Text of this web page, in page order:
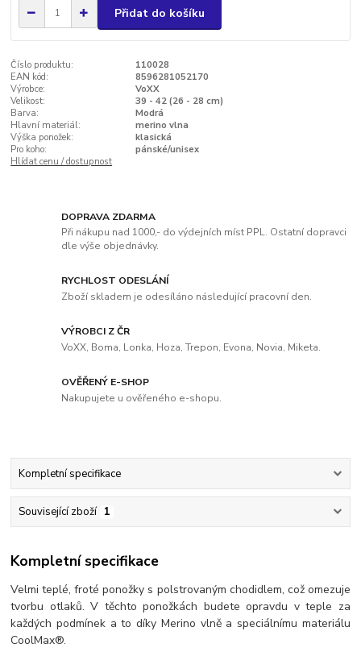
Přidat do košíku
Číslo produktu:
110028
EAN kód:
8596281052170
Výrobce:
VoXX
Velikost:
39 - 42 (26 - 28 cm)
Barva:
Modrá
Hlavní materiál:
merino vlna
Výška ponožek:
klasická
Pro koho:
pánské/unisex
Hlídat cenu / dostupnost
DOPRAVA ZDARMA
Při nákupu nad 1000,- do výdejních míst PPL. Ostatní dopravci
dle výše objednávky.
RYCHLOST ODESLÁNÍ
Zboží skladem je odesíláno následující pracovní den.
VÝROBCI Z ČR
VoXX, Boma, Lonka, Hoza, Trepon, Evona, Novia, Miketa.
OVĚŘENÝ E-SHOP
Nakupujete u ověřeného e-shopu.
Kompletní specifikace
Související zboží 1
Kompletní specifikace
Velmi teplé, froté ponožky s polstrovaným chodidlem, což omezuje
tvorbu otlaků. V těchto ponožkách budete opravdu v teple za
každých podmínek a to díky Merino vlně a speciálnímu materiálu
CoolMax®.